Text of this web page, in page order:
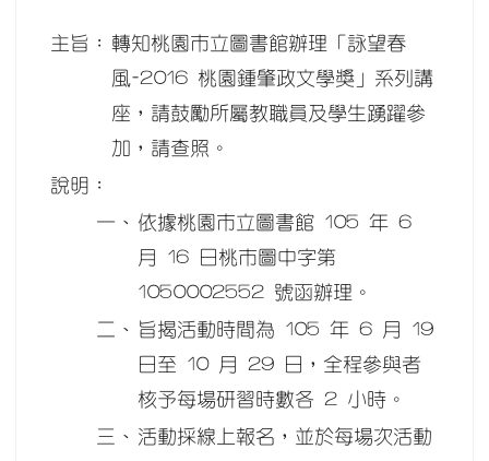
主旨： 轉知桃園市立圖書館辦理「詠望春
風-2016 桃園鍾肇政文學獎」系列講
座，請鼓勵所屬教職員及學生踴躍參
加，請查照。
說明：
一、 依據桃園市立圖書館 105 年 6
月 16 日桃市圖中字第
1050002552 號函辦理。
二、 旨揭活動時間為 105 年 6 月 19
日至 10 月 29 日，全程參與者
核予每場研習時數各 2 小時。
三、 活動採線上報名，並於每場次活動